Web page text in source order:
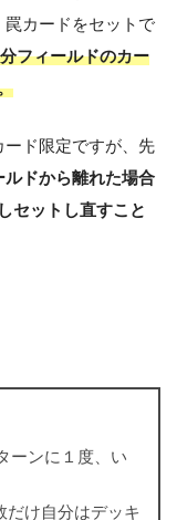
罠カードをセットで
フィールドのカー
ド限定ですが、先
ルドから離れた場合
セットし直すこと
ーンに１度、い
だけ自分はデッキ